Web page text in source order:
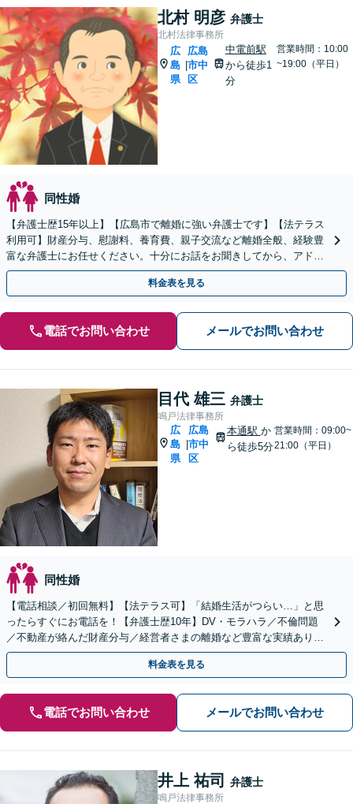
北村 明彦 弁護士
北村法律事務所
広
島
県
広島
市中
区
中電前駅
から徒歩1
分
営業時間：10:00
~19:00（平日）
同性婚
【弁護士歴15年以上】【広島市で離婚に強い弁護士です】【法テラス
利用可】財産分与、慰謝料、養育費、親子交流など離婚全般、経験豊
富な弁護士にお任せください。十分にお話をお聞きしてから、アドバ
イスいたします。【弁護士直通電話】【子連れ相談可】
料金表を見る
電話でお問い合わせ メールでお問い合わせ
目代 雄三 弁護士
鳴戸法律事務所
広
島
県
広島
市中
区
本通駅 か
ら徒歩5分
営業時間：09:00~
21:00（平日）
同性婚
【電話相談／初回無料】【法テラス可】「結婚生活がつらい…」と思
ったらすぐにお電話を！【弁護士歴10年】DV・モラハラ／不倫問題
／不動産が絡んだ財産分与／経営者さまの離婚など豊富な実績あり
【本通駅5分】【ビデオ面談可】
料金表を見る
電話でお問い合わせ メールでお問い合わせ
井上 祐司 弁護士
鳴戸法律事務所